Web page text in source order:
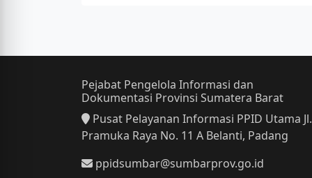
Pejabat Pengelola Informasi dan
Dokumentasi Provinsi Sumatera Barat
Pusat Pelayanan Informasi PPID Utama Jl.
Pramuka Raya No. 11 A Belanti, Padang
ppidsumbar@sumbarprov.go.id